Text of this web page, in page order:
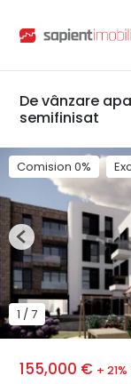
De vânzare
semifinisat
155,000 € +
Comision 0%
1 /7
Previous